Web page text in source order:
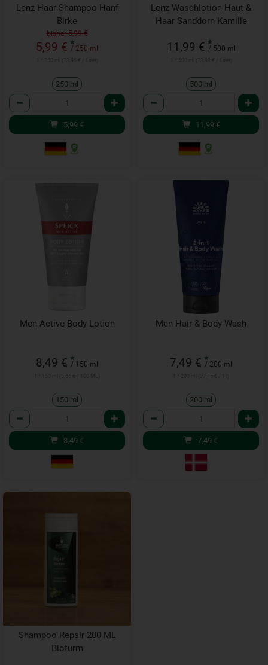
Lenz Haar Shampoo Hanf
Birke
bisher 5,99 €
5,99 € *
/ 250 ml
250 ml
Anzahl
5,99 €
Lenz Waschlotion Haut &
Haar Sanddorn Kamille
11,99 € *
/ 500 ml
500 ml
Anzahl
11,99 €
Men Active Body Lotion
8,49 € *
/ 150 ml
150 ml
Anzahl
8,49 €
Men Hair & Body Wash
7,49 € *
/ 200 ml
200 ml
Anzahl
7,49 €
Shampoo Repair 200 ML
Bioturm